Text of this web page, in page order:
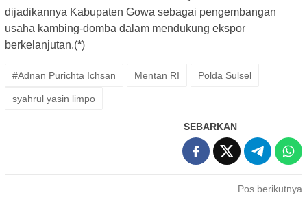
dijadikannya Kabupaten Gowa sebagai pengembangan
usaha kambing-domba dalam mendukung ekspor
berkelanjutan.(*)
#Adnan Purichta Ichsan Mentan RI Polda Sulsel
syahrul yasin limpo
SEBARKAN
Pos berikutnya